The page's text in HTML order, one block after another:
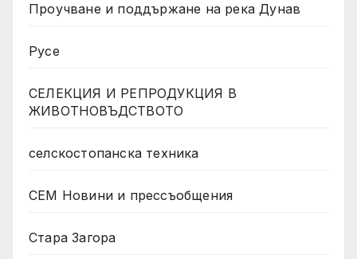
Проучване и поддържане на река Дунав
Русе
СЕЛЕКЦИЯ И РЕПРОДУКЦИЯ В
ЖИВОТНОВЪДСТВОТО
селскостопанска техника
СЕМ Новини и прессъобщения
Стара Загора